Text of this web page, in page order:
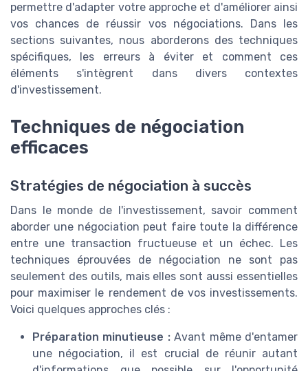
permettre d'adapter votre approche et d'améliorer ainsi
vos chances de réussir vos négociations. Dans les
sections suivantes, nous aborderons des techniques
spécifiques, les erreurs à éviter et comment ces
éléments s'intègrent dans divers contextes
d'investissement.
Techniques de négociation
efficaces
Stratégies de négociation à succès
Dans le monde de l'investissement, savoir comment
aborder une négociation peut faire toute la différence
entre une transaction fructueuse et un échec. Les
techniques éprouvées de négociation ne sont pas
seulement des outils, mais elles sont aussi essentielles
pour maximiser le rendement de vos investissements.
Voici quelques approches clés :
Préparation minutieuse :Avant même d'entamer
une négociation, il est crucial de réunir autant